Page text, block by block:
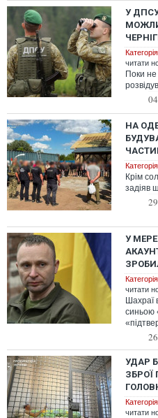
У
читати
Поки не
НА
Крім
задіяв
У
читати
Шахраї
синьою
УДАР
читати